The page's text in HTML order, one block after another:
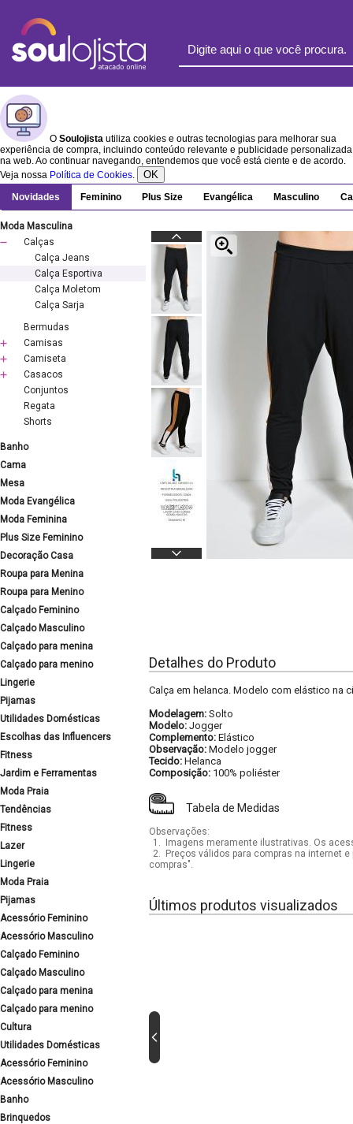
O Soulojista utiliza cookies e outras tecnologias para melhorar sua
experiência de compra, incluindo conteúdo relevante e publicidade personalizada
na web. Ao continuar navegando, entendemos que você está ciente e de acordo.
Veja nossa Política de Cookies. OK
Novidades Feminino Plus Size Evangélica Masculino
Moda Masculina
Calças
Calça Jeans
Calça Esportiva
Calça Moletom
Calça Sarja
Bermudas
Camisas
Camiseta
Casacos
Conjuntos
Regata
Shorts
Banho
Cama
Mesa
Moda Evangélica
Moda Feminina
Plus Size Feminino
Decoração Casa
Roupa para Menina
Roupa para Menino
Calçado Feminino
Calçado Masculino
Calçado para menina
Calçado para menino
Lingerie
Pijamas
Utilidades Domésticas
Escolhas das Influencers
Fitness
Jardim e Ferramentas
Moda Praia
Tendências
Fitness
Lazer
Lingerie
Moda Praia
Pijamas
Acessório Feminino
Acessório Masculino
Calçado Feminino
Calçado Masculino
Calçado para menina
Calçado para menino
Cultura
Utilidades Domésticas
Acessório Feminino
Acessório Masculino
Banho
Brinquedos
Detalhes do Produto
Calça em helanca. Modelo com elástico na
Modelagem: Solto
Modelo: Jogger
Complemento: Elástico
Observação: Modelo jogger
Tecido: Helanca
Composição: 100% poliéster
Tabela de Medidas
Observações:
1.
Imagens meramente ilustrativas. Os
2.
Preços válidos para compras na internet
compras".
Últimos produtos visualizados